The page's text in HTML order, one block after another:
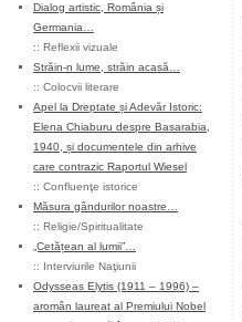
Dialog artistic, România și
Germania…
:: Reflexii vizuale
Străin-n lume, străin acasă…
:: Colocvii literare
Apel la Dreptate și Adevăr Istoric:
Elena Chiaburu despre Basarabia,
1940, și documentele din arhive
care contrazic Raportul Wiesel
:: Confluenţe istorice
Măsura gândurilor noastre…
:: Religie/Spiritualitate
„Cetățean al lumii”…
:: Interviurile Naţiunii
Odysseas Elytis (1911 – 1996) –
aromân laureat al Premiului Nobel